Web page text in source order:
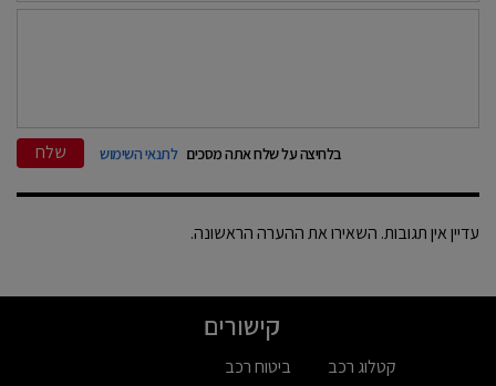
בלחיצה על שלח אתה מסכים לתנאי השימוש שלח
עדיין אין תגובות. השאירו את ההערה הראשונה.
קישורים
קטלוג רכב
ביטוח רכב